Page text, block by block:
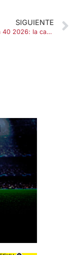
SIGUIENTE
Desafío Ruta 40 2026: la carrera del W2RC en Argentina